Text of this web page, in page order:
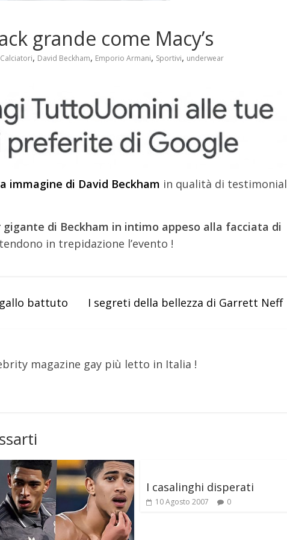
grande come Macy’s
Calciatori, David Beckham, Emporio Armani, Sportivi, underwear
immagine di David Beckham in qualità di testimonial
gigante di Beckham in intimo appeso alla facciata di
in trepidazione l’evento !
battuto I segreti della bellezza di Garrett Neff
magazine gay più letto in Italia !
I casalinghi disperati
10 Agosto 2007 0